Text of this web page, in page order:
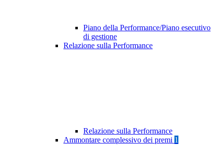
Piano della Performance/Piano esecutivo
di gestione
Relazione sulla Performance
Relazione sulla Performance
Ammontare complessivo dei premi 1